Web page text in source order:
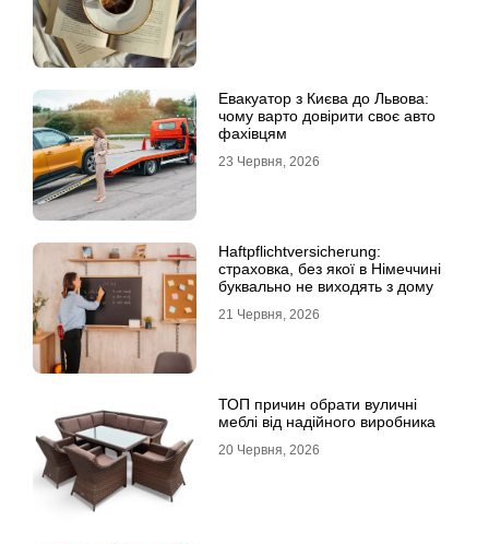
Евакуатор з Києва до Львова:
чому варто довірити своє авто
фахівцям
23 Червня, 2026
Haftpflichtversicherung:
страховка, без якої в Німеччині
буквально не виходять з дому
21 Червня, 2026
ТОП причин обрати вуличні
меблі від надійного виробника
20 Червня, 2026